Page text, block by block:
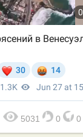
5031 0 0